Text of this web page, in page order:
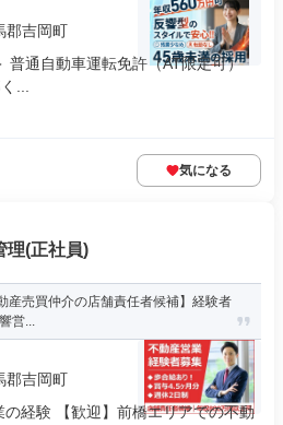
郡吉岡町
普通自動車運転免許（AT限定可）
...
気になる
理(正社員)
産売買仲介の店舗責任者候補】経験者
営...
郡吉岡町
経験 【歓迎】前橋エリアでの不動